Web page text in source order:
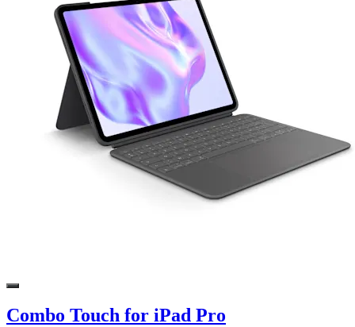
Combo Touch for iPad Pro